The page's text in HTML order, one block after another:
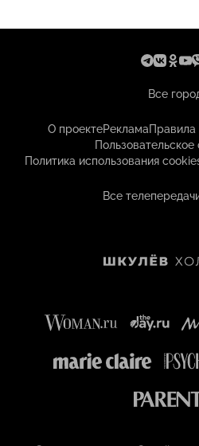
Все
О проектеРекламаПравила
Политика использования
Все